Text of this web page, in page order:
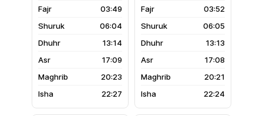
03:49
06:04
13:14
17:09
20:23
22:27
03:52
06:05
13:13
17:08
20:21
22:24